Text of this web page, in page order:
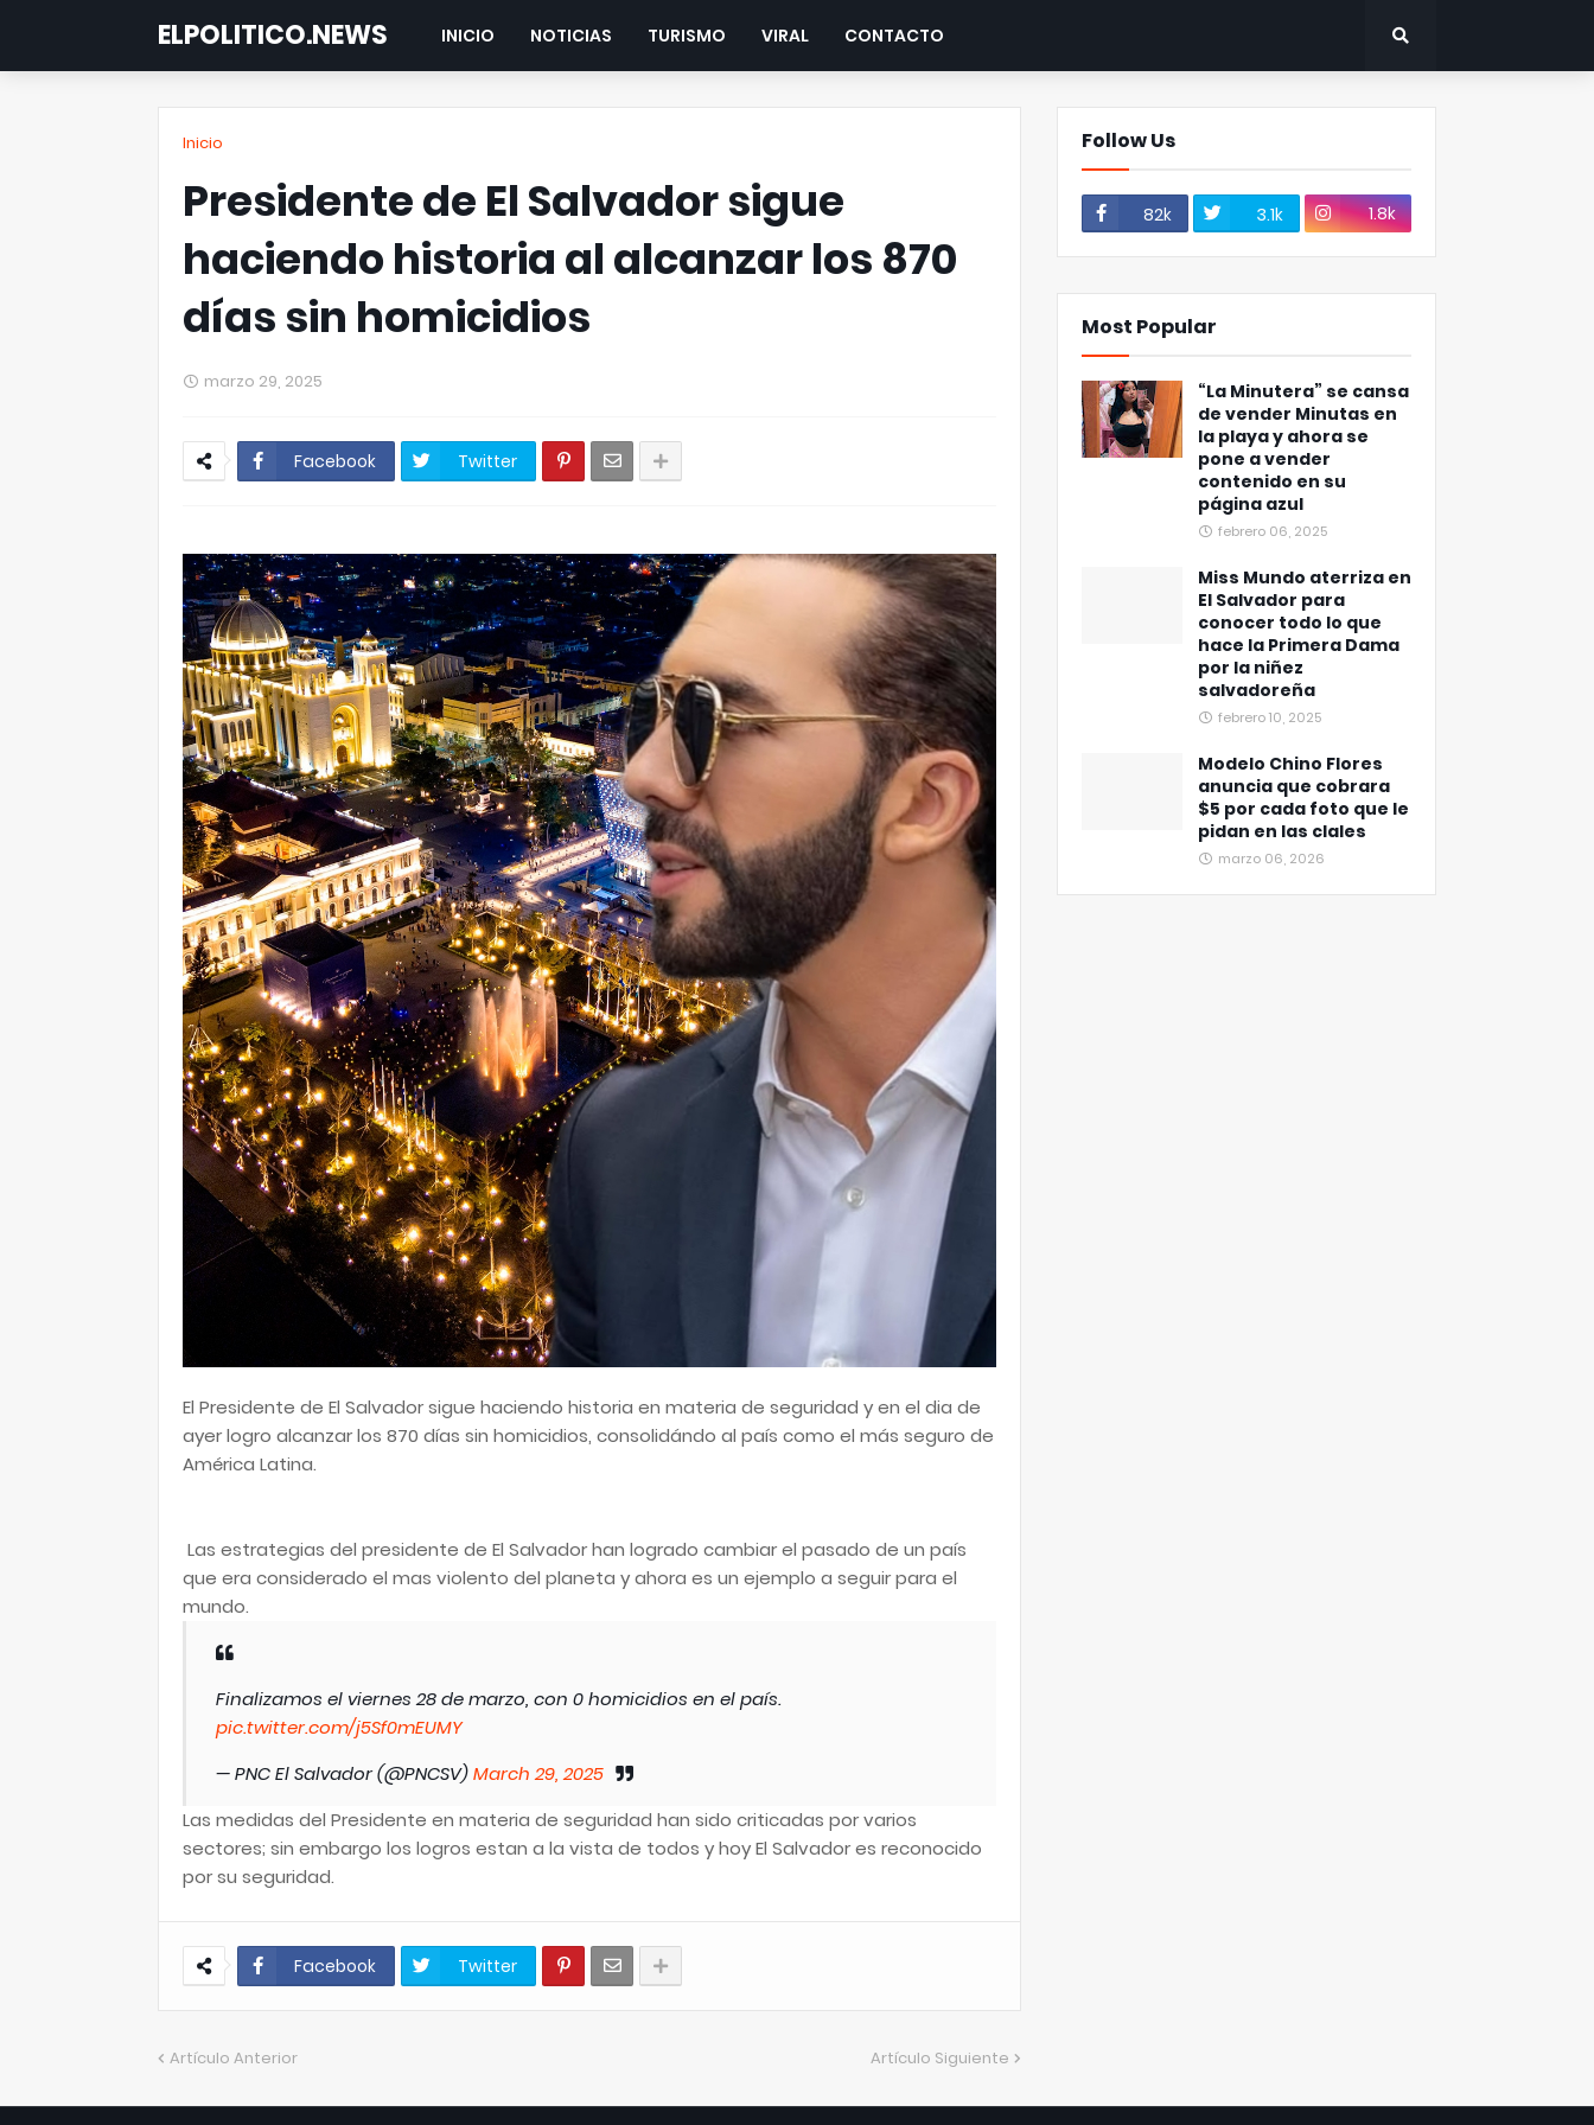
ELPOLITICO.NEWS INICIO NOTICIAS TURISMO VIRAL CONTACTO
Inicio
Presidente de El Salvador sigue
haciendo historia al alcanzar los 870
días sin homicidios
marzo 29, 2025
Facebook Twitter
El Presidente de El Salvador sigue haciendo historia en materia de seguridad y en el dia de
ayer logro alcanzar los 870 días sin homicidios, consolidándo al país como el más seguro de
América Latina.
Las estrategias del presidente de El Salvador han logrado cambiar el pasado de un país
que era considerado el mas violento del planeta y ahora es un ejemplo a seguir para el
mundo.
Finalizamos el viernes 28 de marzo, con 0 homicidios en el país.
pic.twitter.com/j5Sf0mEUMY
— PNC El Salvador (@PNCSV)March 29, 2025
Las medidas del Presidente en materia de seguridad han sido criticadas por varios
sectores; sin embargo los logros estan a la vista de todos y hoy El Salvador es reconocido
por su seguridad.
Facebook Twitter
Artículo Anterior Artículo Siguiente
Follow Us
82k 3.1k 1.8k
Most Popular
“La Minutera” se cansa
de vender Minutas en
la playa y ahora se
pone a vender
contenido en su
página azul
febrero 06, 2025
Miss Mundo aterriza en
El Salvador para
conocer todo lo que
hace la Primera Dama
por la niñez
salvadoreña
febrero 10, 2025
Modelo Chino Flores
anuncia que cobrara
$5 por cada foto que le
pidan en las clales
marzo 06, 2026